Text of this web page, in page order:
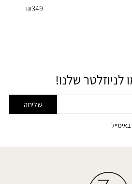
₪349
לניוזלטר שלנו!
שליחה